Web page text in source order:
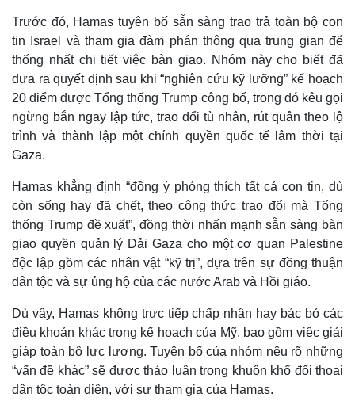
Thế giới
Quan sát
Cuộc sống đó đây
Hồ sơ
Multimedia
Video
Ảnh
Trước đó, Hamas tuyên bố sẵn sàng trao trả toàn bộ con
tin Israel và tham gia đàm phán thông qua trung gian để
thống nhất chi tiết việc bàn giao. Nhóm này cho biết đã
đưa ra quyết định sau khi “nghiên cứu kỹ lưỡng” kế hoạch
20 điểm được Tổng thống Trump công bố, trong đó kêu gọi
ngừng bắn ngay lập tức, trao đổi tù nhân, rút quân theo lộ
trình và thành lập một chính quyền quốc tế lâm thời tại
Gaza.
Hamas khẳng định “đồng ý phóng thích tất cả con tin, dù
còn sống hay đã chết, theo công thức trao đổi mà Tổng
thống Trump đề xuất”, đồng thời nhấn mạnh sẵn sàng bàn
giao quyền quản lý Dải Gaza cho một cơ quan Palestine
độc lập gồm các nhân vật “kỹ trị”, dựa trên sự đồng thuận
dân tộc và sự ủng hộ của các nước Arab và Hồi giáo.
Dù vậy, Hamas không trực tiếp chấp nhận hay bác bỏ các
điều khoản khác trong kế hoạch của Mỹ, bao gồm việc giải
giáp toàn bộ lực lượng. Tuyên bố của nhóm nêu rõ những
“vấn đề khác” sẽ được thảo luận trong khuôn khổ đối thoại
dân tộc toàn diện, với sự tham gia của Hamas.